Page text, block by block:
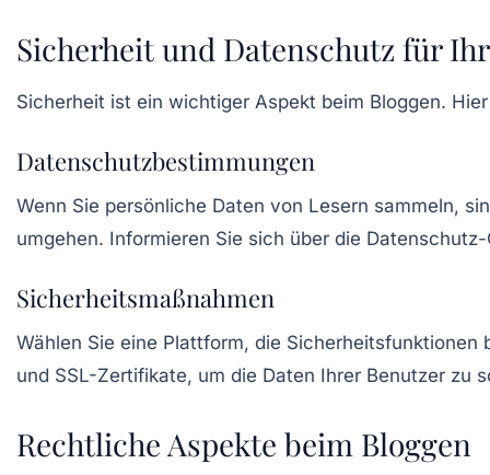
Sicherheit und Datenschutz für
Sicherheit ist ein wichtiger Aspekt beim Bloggen.
Datenschutzbestimmungen
Wenn Sie persönliche Daten von Lesern sammeln,
umgehen. Informieren Sie sich über die
Sicherheitsmaßnahmen
Wählen Sie eine Plattform, die
und SSL-Zertifikate, um die Daten Ihrer Benutzer zu
Rechtliche Aspekte beim Bloggen